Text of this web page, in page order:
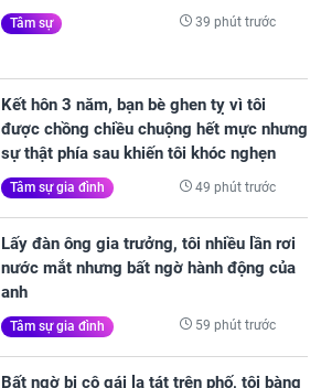
Tâm sự 39 phút trước
Kết hôn 3 năm, bạn bè ghen tỵ vì tôi
được chồng chiều chuộng hết mực nhưng
sự thật phía sau khiến tôi khóc nghẹn
Tâm sự gia đình 49 phút trước
Lấy đàn ông gia trưởng, tôi nhiều lần rơi
nước mắt nhưng bất ngờ hành động của
anh
Tâm sự gia đình 59 phút trước
Bất ngờ bị cô gái lạ tát trên phố, tôi bàng